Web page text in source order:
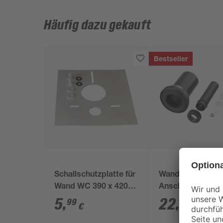
Häufig dazu gekauft
Schallschutzplatte für
Wand WC 390 x 420 x
5 mm
5,99 €
Bestseller
Wand-WC-
Anschlussset Ø
180 mm
22, €